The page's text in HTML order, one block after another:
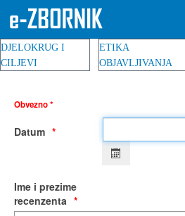
DJELOKRUG I
CILJEVI
ETIKA
OBJAVLJIVANJA
Obvezno *
Datum
Ime i prezime
recenzenta